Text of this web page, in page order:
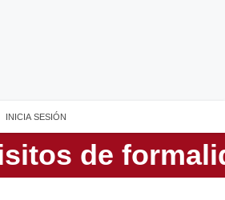
INICIA SESIÓN